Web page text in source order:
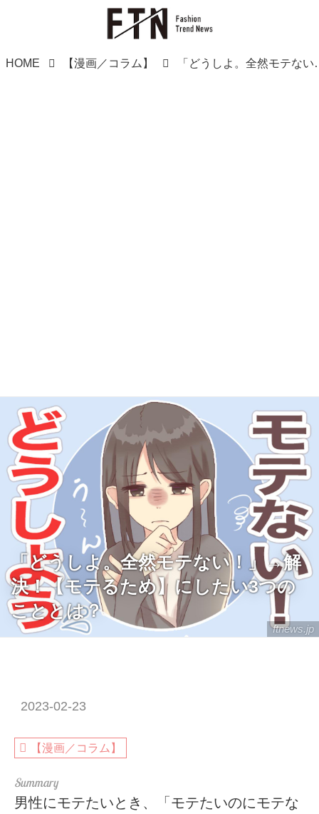
HOME 【漫画／コラム】 「どうしよ。全
ftnews.jp
「どうしよ。全然モテない！」→解
決！【モテるため】にしたい3つの
こととは？
2023-02-23
【漫画／コラム】
男性にモテたいとき、「モテたいのにモテな